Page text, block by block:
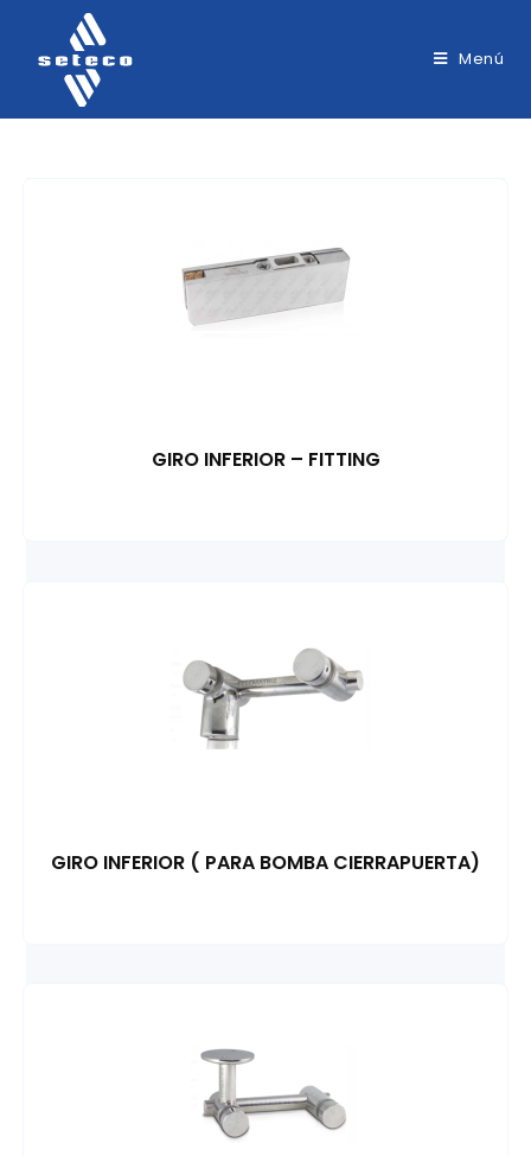
Menú
GIRO INFERIOR – FITTING
GIRO INFERIOR ( PARA BOMBA CIERRAPUERTA)